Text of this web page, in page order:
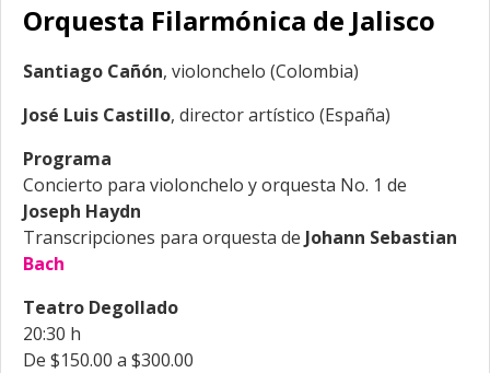
Orquesta Filarmónica de Jalisco
Santiago Cañón, violonchelo (Colombia)
José Luis Castillo, director artístico (España)
Programa
Concierto para violonchelo y orquesta No. 1 de
Joseph Haydn
Transcripciones para orquesta de Johann Sebastian
Bach
Teatro Degollado
20:30 h
De $150.00 a $300.00